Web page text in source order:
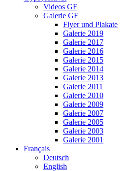
Videos GF
Galerie GF
Flyer und Plakate
Galerie 2019
Galerie 2017
Galerie 2016
Galerie 2015
Galerie 2014
Galerie 2013
Galerie 2011
Galerie 2010
Galerie 2009
Galerie 2007
Galerie 2005
Galerie 2003
Galerie 2001
Français
Deutsch
English